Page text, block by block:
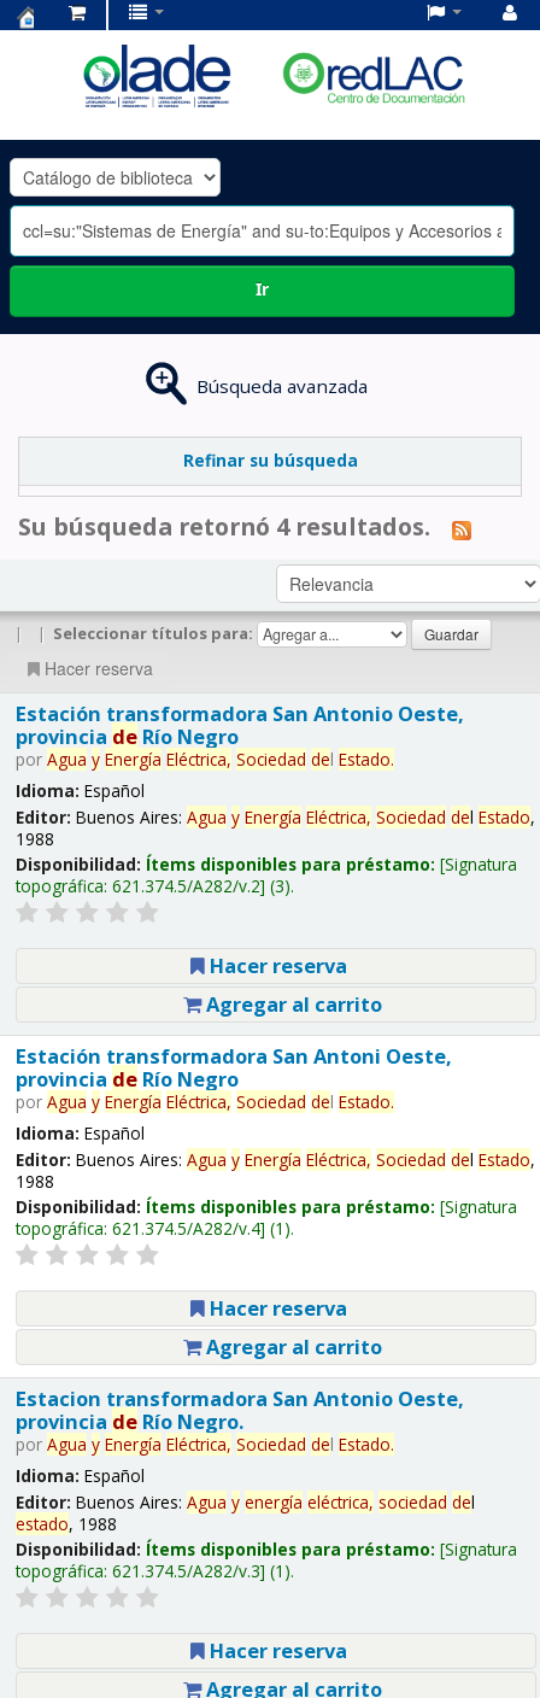
OLADE
-
Ir
Búsqueda avanzada
Refinar su búsqueda
Su búsqueda retornó 4 resultados.
| | Seleccionar títulos para:
Hacer reserva
Estación transformadora San Antonio Oeste,
provincia deRío Negro
por Agua y Energía Eléctrica, Sociedad del Estado.
Idioma: Español
Editor: Buenos Aires: Agua y Energía Eléctrica, Sociedad del Estado,
1988
Disponibilidad: Ítems disponibles para préstamo: Signatura
topográfica: 621.374.5/A282/v.2 (3).
Hacer reserva
Agregar al carrito
Estación transformadora San Antoni Oeste,
provincia deRío Negro
por Agua y Energía Eléctrica, Sociedad del Estado.
Idioma: Español
Editor: Buenos Aires: Agua y Energía Eléctrica, Sociedad del Estado,
1988
Disponibilidad: Ítems disponibles para préstamo: Signatura
topográfica: 621.374.5/A282/v.4 (1).
Hacer reserva
Agregar al carrito
Estacion transformadora San Antonio Oeste,
provincia deRío Negro.
por Agua y Energía Eléctrica, Sociedad del Estado.
Idioma: Español
Editor: Buenos Aires: Agua y energía eléctrica, sociedad del
estado, 1988
Disponibilidad: Ítems disponibles para préstamo: Signatura
topográfica: 621.374.5/A282/v.3 (1).
Hacer reserva
Agregar al carrito